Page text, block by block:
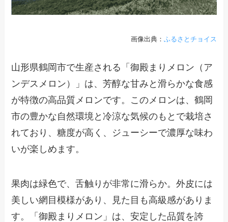
画像出典： ふるさとチョイス
山形県鶴岡市で生産される「御殿まりメロン（ア
ンデスメロン）」は、芳醇な甘みと滑らかな食感
が特徴の高品質メロンです。このメロンは、鶴岡
市の豊かな自然環境と冷涼な気候のもとで栽培さ
れており、糖度が高く、ジューシーで濃厚な味わ
いが楽しめます。
果肉は緑色で、舌触りが非常に滑らか。外皮には
美しい網目模様があり、見た目も高級感がありま
す。「御殿まりメロン」は、安定した品質を誇